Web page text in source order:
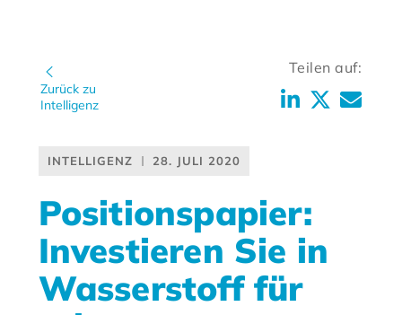
Zurück zu
Intelligenz
Teilen auf:
INTELLIGENZ 28. JULI 2020
Positionspapier:
Investieren Sie in
Wasserstoff für